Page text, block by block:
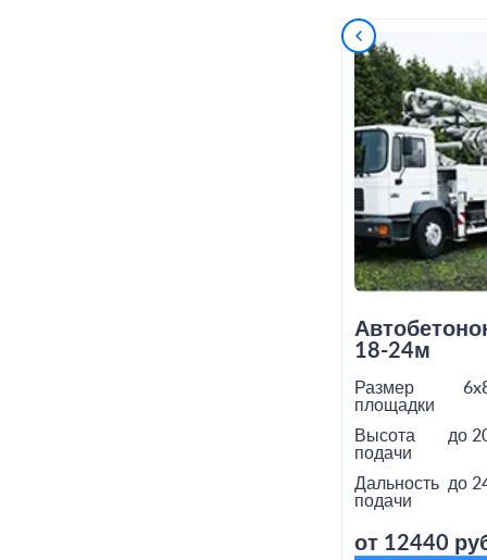
18-24м
Размер
площадки
Высота
подачи
до
Дальность
подачи
до
от 12440